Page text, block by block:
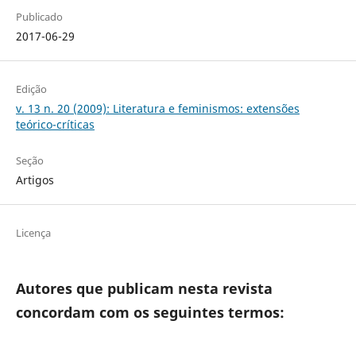
Publicado
2017-06-29
Edição
v. 13 n. 20 (2009): Literatura e feminismos: extensões
teórico-críticas
Seção
Artigos
Licença
Autores que publicam nesta revista
concordam com os seguintes termos: